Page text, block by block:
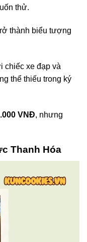
thử.
thành biểu tượng
chiếc xe đạp và
thể thiếu trong ký
VNĐ, nhưng
Thanh Hóa